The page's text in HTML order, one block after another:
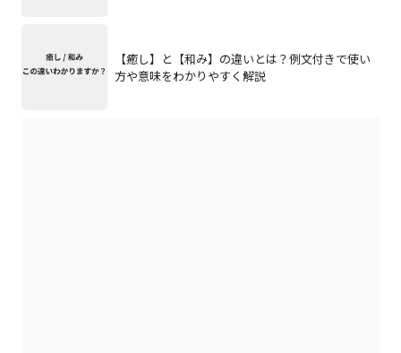
【癒し】と【和み】の違いとは？例文付きで使い
方や意味をわかりやすく解説